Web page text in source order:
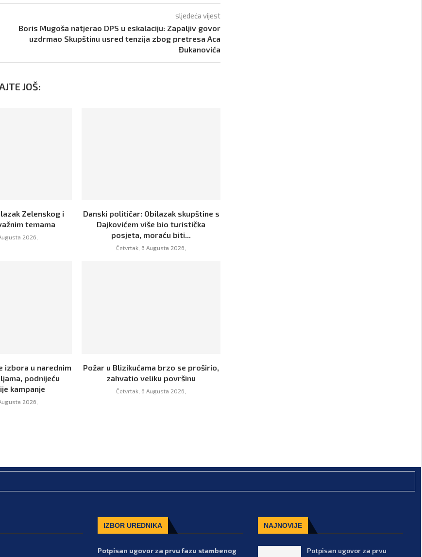
sljedeća vijest
Boris Mugoša natjerao DPS u eskalaciju: Zapaljiv govor
uzdrmao Skupštinu usred tenzija zbog pretresa Aca
Đukanovića
JOŠ:
Zelenskog i
temama
2026,
Danski političar: Obilazak skupštine s
Dajkovićem više bio turistička
posjeta, moraću biti...
Četvrtak, 6 Augusta 2026,
izbora u narednim
podnijeću
kampanje
2026,
Požar u Blizikućama brzo se proširio,
zahvatio veliku površinu
Četvrtak, 6 Augusta 2026,
IZBOR UREDNIKA
Potpisan ugovor za prvu fazu stambenog
NAJNOVIJE
Potpisan ugovor za prvu